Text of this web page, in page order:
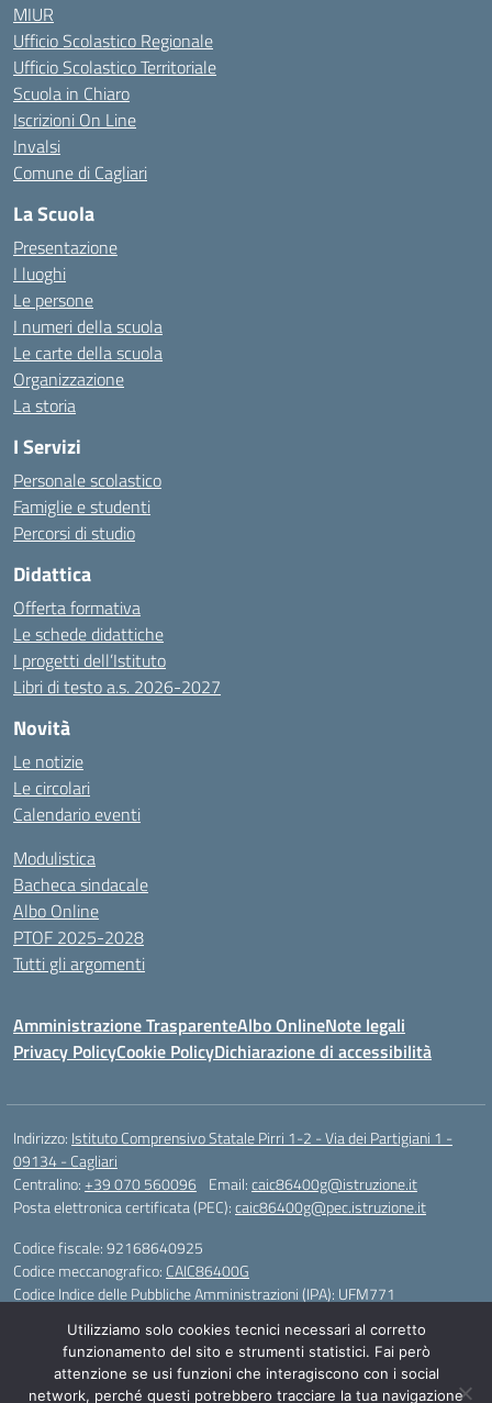
MIUR
Ufficio Scolastico Regionale
Ufficio Scolastico Territoriale
Scuola in Chiaro
Iscrizioni On Line
Invalsi
Comune di Cagliari
La Scuola
Presentazione
I luoghi
Le persone
I numeri della scuola
Le carte della scuola
Organizzazione
La storia
I Servizi
Personale scolastico
Famiglie e studenti
Percorsi di studio
Didattica
Offerta formativa
Le schede didattiche
I progetti dell’Istituto
Libri di testo a.s. 2026-2027
Novità
Le notizie
Le circolari
Calendario eventi
Modulistica
Bacheca sindacale
Albo Online
PTOF 2025-2028
Tutti gli argomenti
Amministrazione TrasparenteAlbo OnlineNote legali
Privacy PolicyCookie PolicyDichiarazione di accessibilità
Indirizzo: Istituto Comprensivo Statale Pirri 1-2 - Via dei Partigiani 1 -
09134 - Cagliari
Centralino:+39 070 560096 Email:caic86400g@istruzione.it
Posta elettronica certificata (PEC):caic86400g@pec.istruzione.it
Codice fiscale: 92168640925
Codice meccanografico: CAIC86400G
Codice Indice delle Pubbliche Amministrazioni (IPA): UFM771
IBAN - IT 46 W 0101504808000070626497
Utilizziamo solo cookies tecnici necessari al corretto
funzionamento del sito e strumenti statistici. Fai però
attenzione se usi funzioni che interagiscono con i social
network, perché questi potrebbero tracciare la tua navigazione